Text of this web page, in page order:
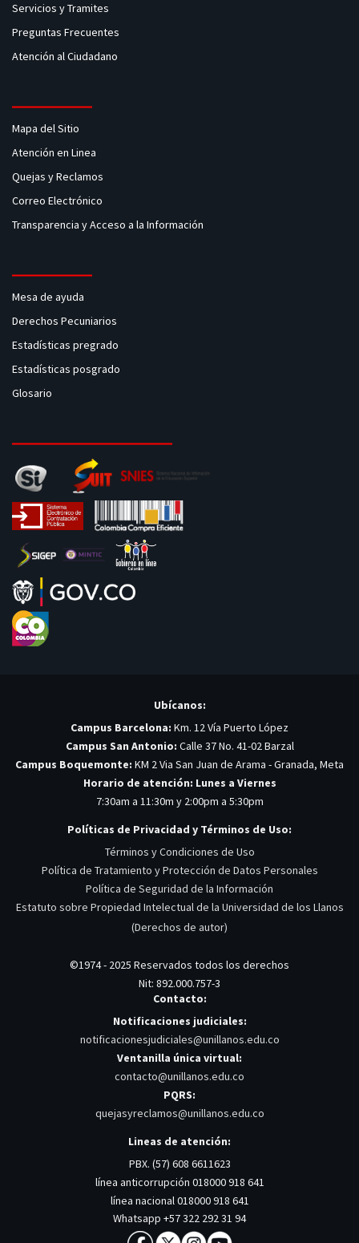
Servicios y Tramites
Preguntas Frecuentes
Atención al Ciudadano
Mapa del Sitio
Atención en Linea
Quejas y Reclamos
Correo Electrónico
Transparencia y Acceso a la Información
Mesa de ayuda
Derechos Pecuniarios
Estadísticas pregrado
Estadísticas posgrado
Glosario
Ubícanos:
Campus Barcelona: Km. 12 Vía Puerto López
Campus San Antonio: Calle 37 No. 41-02 Barzal
Campus Boquemonte: KM 2 Via San Juan de Arama - Granada, Meta
Horario de atención: Lunes a Viernes
7:30am a 11:30m y 2:00pm a 5:30pm
Políticas de Privacidad y Términos de Uso:
Términos y Condiciones de Uso
Política de Tratamiento y Protección de Datos Personales
Política de Seguridad de la Información
Estatuto sobre Propiedad Intelectual de la Universidad de los Llanos
(Derechos de autor)
©1974 - 2025 Reservados todos los derechos
Nit: 892.000.757-3
Contacto:
Notificaciones judiciales:
notificacionesjudiciales@unillanos.edu.co
Ventanilla única virtual:
contacto@unillanos.edu.co
PQRS:
quejasyreclamos@unillanos.edu.co
Lineas de atención:
PBX. (57) 608 6611623
línea anticorrupción 018000 918 641
línea nacional 018000 918 641
Whatsapp +57 322 292 31 94